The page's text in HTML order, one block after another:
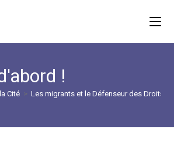
!
Cité > Les migrants et le Défenseur des Droits